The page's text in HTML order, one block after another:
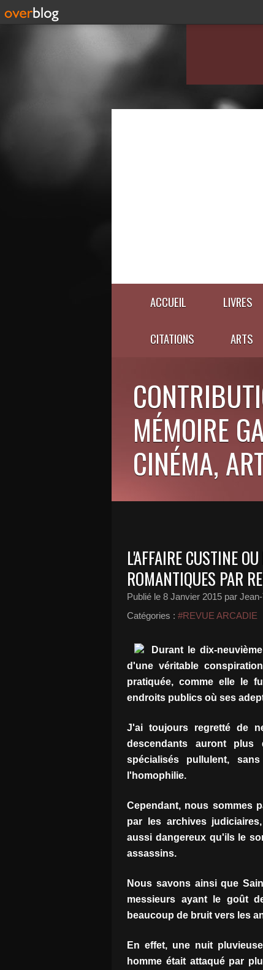
ACCUEIL LIVRES
CITATIONS ARTS
MÉMOIRE
CINÉMA,
L'AFFAIRE CUSTINE
ROMANTIQUES PAR
Publié le 8 Janvier 2015 par
Catégories : #REVUE ARCADIE
Durant le dix-
d'une véritable
pratiquée, comme elle le
endroits publics où ses
J'ai toujours regretté de
descendants auront
spécialisés pullulent,
l'homophilie.
Cependant, nous sommes
par les archives
aussi dangereux qu'ils le
assassins.
Nous savons ainsi que
messieurs ayant le goût
beaucoup de bruit vers les
En effet, une nuit
homme était attaqué par